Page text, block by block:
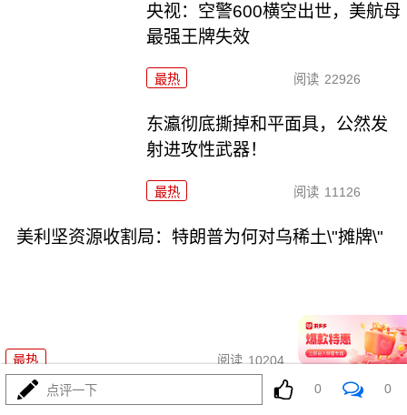
央视：空警600横空出世，美航母
最强王牌失效
最热 阅读 22926
东瀛彻底撕掉和平面具，公然发
射进攻性武器！
最热 阅读 11126
美利坚资源收割局：特朗普为何对乌稀土\"摊牌\"
最热 阅读 10204 08-03
普京不忍了！俄突破禁忌，猛轰美资无人机工厂
点评一下 0 0